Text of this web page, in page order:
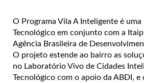
O Programa Vila A Inteligente é
Tecnológico em conjunto com a
Agência Brasileira de
O projeto estende ao bairro as
no Laboratório Vivo de Cidades
Tecnológico com o apoio da ABDI,